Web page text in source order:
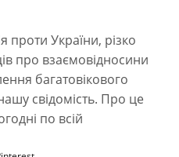
проти України, різко
про взаємовідносини
багатовікового
свідомість. Про це
по всій